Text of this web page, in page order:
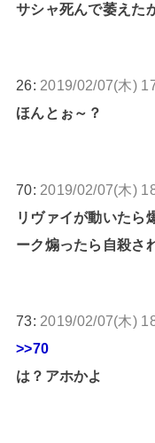
サシャ死んで萎えた
26: 2019/02/07(木)
ほんとぉ～？
70: 2019/02/07(木)
リヴァイが動いたら
ーク煽ったら自殺さ
73: 2019/02/07(木)
>>70
は？アホかよ